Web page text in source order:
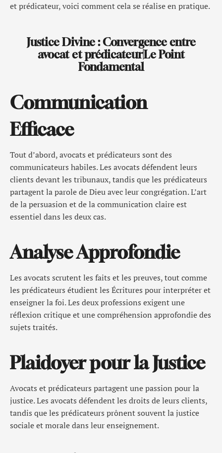
et prédicateur, voici comment cela se réalise en pratique.
Justice Divine : Convergence entre
avocat et prédicateur|Le Point
Fondamental
Communication
Efficace
Tout d’abord, avocats et prédicateurs sont des
communicateurs habiles. Les avocats défendent leurs
clients devant les tribunaux, tandis que les prédicateurs
partagent la parole de Dieu avec leur congrégation. L’art
de la persuasion et de la communication claire est
essentiel dans les deux cas.
Analyse Approfondie
Les avocats scrutent les faits et les preuves, tout comme
les prédicateurs étudient les Écritures pour interpréter et
enseigner la foi. Les deux professions exigent une
réflexion critique et une compréhension approfondie des
sujets traités.
Plaidoyer pour la Justice
Avocats et prédicateurs partagent une passion pour la
justice. Les avocats défendent les droits de leurs clients,
tandis que les prédicateurs prônent souvent la justice
sociale et morale dans leur enseignement.